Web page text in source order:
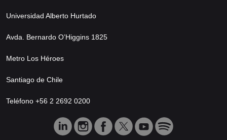
Universidad Alberto Hurtado
Avda. Bernardo O’Higgins 1825
Metro Los Héroes
Santiago de Chile
Teléfono +56 2 2692 0200